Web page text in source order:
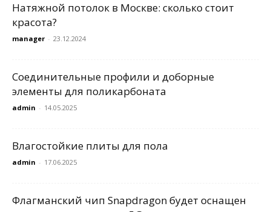
Натяжной потолок в Москве: сколько стоит
красота?
manager - 23.12.2024
Соединительные профили и доборные
элементы для поликарбоната
admin - 14.05.2025
Влагостойкие плиты для пола
admin - 17.06.2025
Флагманский чип Snapdragon будет оснащен